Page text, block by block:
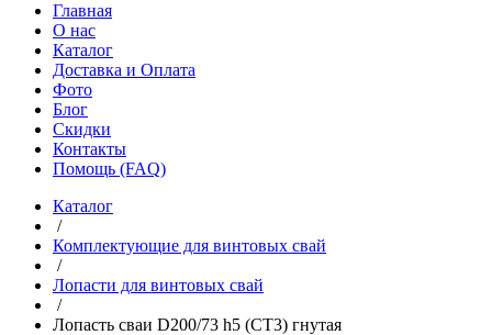
Главная
О нас
Каталог
Доставка и Оплата
Фото
Блог
Скидки
Контакты
Помощь (FAQ)
Каталог
/
Комплектующие для винтовых свай
/
Лопасти для винтовых свай
/
Лопасть сваи D200/73 h5 (СТ3) гнутая